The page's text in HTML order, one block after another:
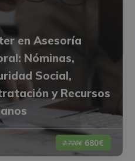
en Asesoría
Nóminas,
Social,
y Recursos
2.720€ 680€